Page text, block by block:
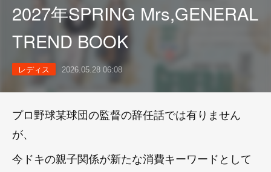
2027年SPRING Mrs,GENERAL
TREND BOOK
レディス 2026.05.28 06:08
プロ野球某球団の監督の辞任話では有りません
が、
今ドキの親子関係が新たな消費キーワードとして